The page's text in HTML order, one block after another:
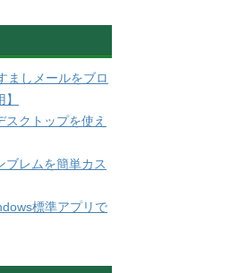
ましメールをブロ
クトップを使え
ブレムを簡単カス
標準アプリで